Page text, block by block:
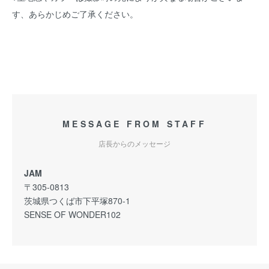
す、あらかじめご了承ください。
MESSAGE FROM STAFF
店長からのメッセージ
JAM
〒305-0813
茨城県つくば市下平塚870-1
SENSE OF WONDER102